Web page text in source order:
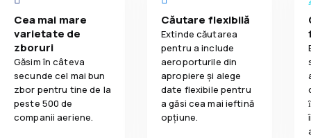
Cea mai mare
varietate de
zboruri
Găsim în câteva
secunde cel mai bun
zbor pentru tine de la
peste 500 de
companii aeriene.
Căutare flexibilă
Extinde căutarea
pentru a include
aeroporturile din
apropiere și alege
date flexibile pentru
a găsi cea mai ieftină
opțiune.